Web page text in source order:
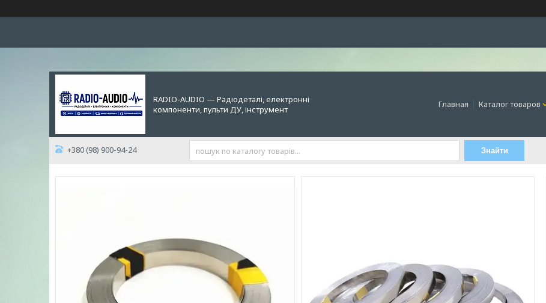
RADIO-AUDIO — Радіодеталі, електронні
компоненти, пульти ДУ, інструмент
Главная Каталог товаров
+380 (98) 900-94-24 Знайти